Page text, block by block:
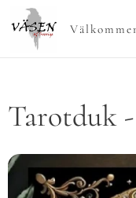
Tarotduk